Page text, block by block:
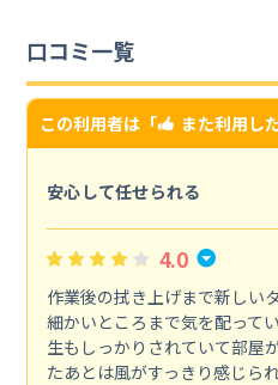
口コミ一覧
この利用者は「 また利用し
安心して任せられる
4.0
作業後の拭き上げまで新しい
細かいところまで気を配って
生もしっかりされていて部屋
たあとは風がすっきり感じられ